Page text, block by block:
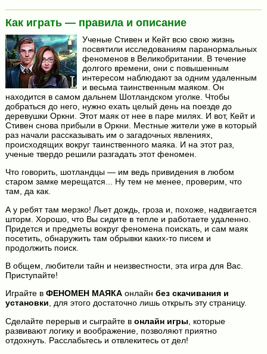
Как играть — правила и описание
Ученые Стивен и Кейт всю свою жизнь
посвятили исследованиям паранормальных
феноменов в Великобритании. В течение
долгого времени, они с повышенным
интересом наблюдают за одним удаленным
и весьма таинственным маяком. Он
находится в самом дальнем Шотландском уголке. Чтобы
добраться до него, нужно ехать целый день на поезде до
деревушки Оркни. Этот маяк от нее в паре милях. И вот, Кейт и
Стивен снова прибыли в Оркни. Местные жители уже в который
раз начали рассказывать им о загадочных явлениях,
происходящих вокруг таинственного маяка. И на этот раз,
ученые твердо решили разгадать этот феномен.
Что говорить, шотландцы — им ведь привидения в любом
старом замке мерещатся... Ну тем не менее, проверим, что
там, да как.
А у ребят там мерзко! Льет дождь, гроза и, похоже, надвигается
шторм. Хорошо, что Вы сидите в тепле и работаете удаленно.
Придется и предметы вокруг феномена поискать, и сам маяк
посетить, обнаружить там обрывки каких-то писем и
продолжить поиск.
В общем, любители тайн и неизвестности, эта игра для Вас.
Приступайте!
Играйте в ФЕНОМЕН МАЯКАонлайн без скачивания и
установки, для этого достаточно лишь открыть эту страницу.
Сделайте перерыв и сыграйте в онлайн игры , которые
развивают логику и воображение, позволяют приятно
отдохнуть. Расслабьтесь и отвлекитесь от дел!